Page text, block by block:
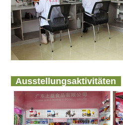
Ausstellungsaktivitäten